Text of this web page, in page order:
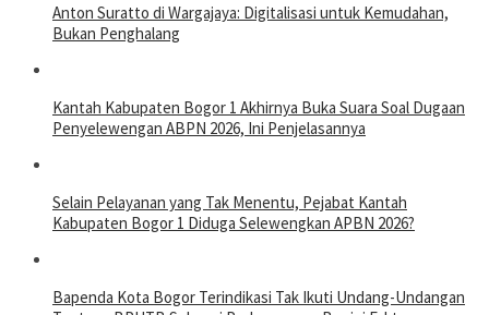
Anton Suratto di Wargajaya: Digitalisasi untuk Kemudahan,
Bukan Penghalang
Kantah Kabupaten Bogor 1 Akhirnya Buka Suara Soal Dugaan
Penyelewengan ABPN 2026, Ini Penjelasannya
Selain Pelayanan yang Tak Menentu, Pejabat Kantah
Kabupaten Bogor 1 Diduga Selewengkan APBN 2026?
Bapenda Kota Bogor Terindikasi Tak Ikuti Undang-Undangan